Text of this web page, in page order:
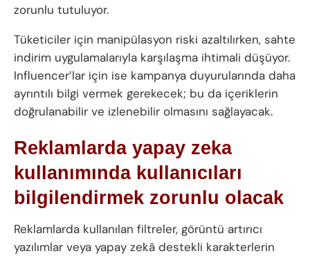
zorunlu tutuluyor.
Tüketiciler için manipülasyon riski azaltılırken, sahte
indirim uygulamalarıyla karşılaşma ihtimali düşüyor.
Influencer’lar için ise kampanya duyurularında daha
ayrıntılı bilgi vermek gerekecek; bu da içeriklerin
doğrulanabilir ve izlenebilir olmasını sağlayacak.
Reklamlarda yapay zeka
kullanımında kullanıcıları
bilgilendirmek zorunlu olacak
Reklamlarda kullanılan filtreler, görüntü artırıcı
yazılımlar veya yapay zekâ destekli karakterlerin